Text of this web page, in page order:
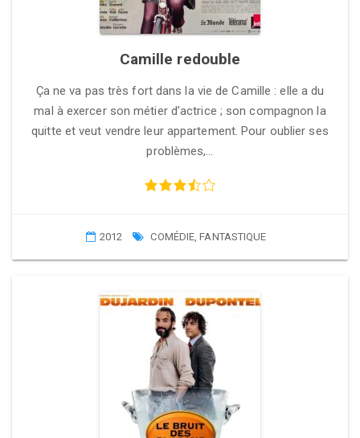
Camille redouble
Ça ne va pas très fort dans la vie de Camille : elle a du
mal à exercer son métier d’actrice ; son compagnon la
quitte et veut vendre leur appartement. Pour oublier ses
problèmes,…
2012 COMÉDIE,FANTASTIQUE